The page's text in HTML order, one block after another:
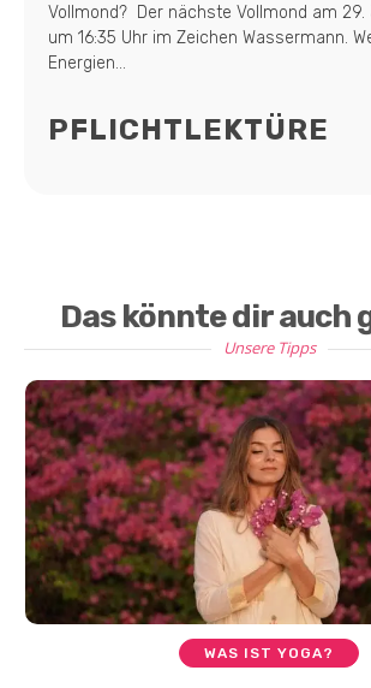
Vollmond? Der nächste Vollmond am
um 16:35 Uhr im Zeichen Wassermann.
Energien...
PFLICHTLEKTÜRE
Das könnte dir auch
Unsere Tipps
WAS IST YOGA?